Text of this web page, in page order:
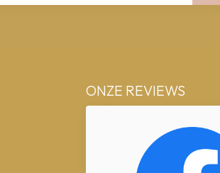
ONZE REVIEWS